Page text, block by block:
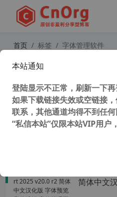
首页 标签 字体管理软件
er/X-
简体中文汉化版 字体预
本站通知
登陆显示不正常，刷新一下
如果下载链接失效或空链接
联系，其他通道均得不到任
“私信本站”仅限本站VIP用户